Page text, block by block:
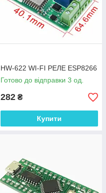
HW-622 WI-FI РЕЛЕ ESP8266
Готово до відправки 3 од.
282 ₴
Купити